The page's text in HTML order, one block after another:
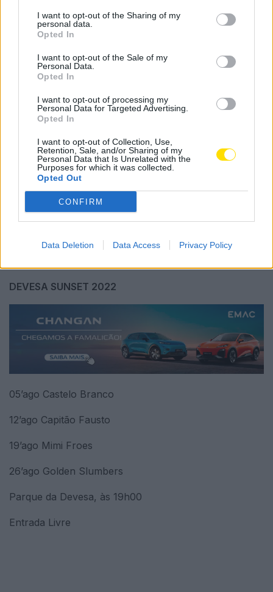
I want to opt-out of the Sharing of my
personal data.
Opted In
I want to opt-out of the Sale of my
Personal Data.
Opted In
I want to opt-out of processing my
Personal Data for Targeted Advertising.
Opted In
I want to opt-out of Collection, Use,
Retention, Sale, and/or Sharing of my
Personal Data that Is Unrelated with the
Purposes for which it was collected.
Opted Out
CONFIRM
Data Deletion Data Access Privacy Policy
e Margarida Falcão: Golden Slumbers. Depois do
lançamento de «The New Messiah», em 2016, «I Love
em março deste ano. Influenciadas por artistas como
Simon and Garfunkel, Laura Marling e Fleetwood
Mac, o duo faz uso de harmonias vocais e guitarras
para criar canções que falam do amor, as dinâmicas
de família e o ser mulher.
Recorde-se que o Devesa Sunset, existente desde
2015, acontece todas as sextas-feiras do mês de
ambiente descontraído que leva a cultura ao encontro
DEVESA SUNSET 2022
05’ago Castelo Branco
12’ago Capitão Fausto
19’ago Mimi Froes
26’ago Golden Slumbers
Parque da Devesa, às 19h00
Entrada Livre